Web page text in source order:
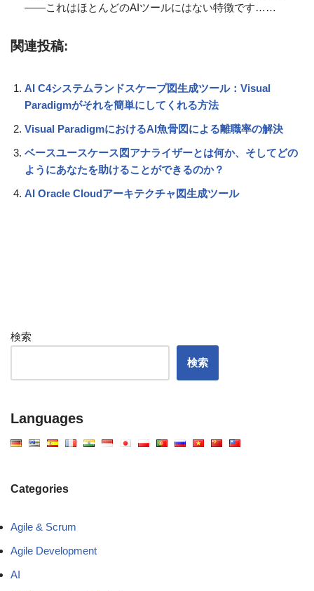
——これはほとんどのAIツールにはない特徴です……
関連投稿:
AI C4システムランドスケープ図生成ツール：Visual
Paradigmがそれを簡単にしてくれる方法
Visual ParadigmにおけるAI魚骨図による離職率の解決
ベースユースケース図アナライザーとは何か、そしてどの
ようにあなたを助けることができるのか？
AI Oracle Cloudアーキテクチャ図生成ツール
検索
検索
Languages
Categories
Agile & Scrum
Agile Development
AI